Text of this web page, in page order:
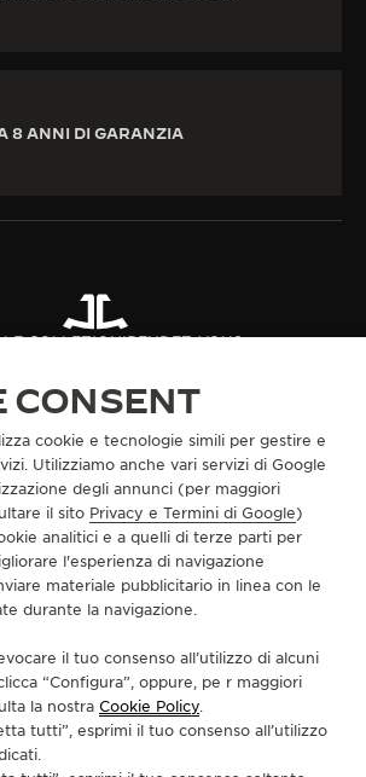
8 ANNI DI GARANZIA
LE COLLEZIONIRENDEZ-VOUS
ALLA PAGINA INSTAGRAM DI JAEGER-
VAI ALLA PAGINA LINKEDIN DI JAEGER-
VAI ALLA PAGINA FACEBOOK DI
VAI ALLA PAGINA YOUTUBE
VAI ALLA PAGINA
VAI ALLA PAGINA
ALLA NEWSLETTER
DI NOI
CONSENT
cookie e tecnologie simili per gestire e
Utilizziamo anche vari servizi di Google
degli annunci (per maggiori
il sito Privacy e Termini di Google)
analitici e a quelli di terze parti per
l'esperienza di navigazione
materiale pubblicitario in linea con le
durante la navigazione.
il tuo consenso all’utilizzo di alcuni
“Configura”, oppure, pe r maggiori
la nostra Cookie Policy.
tutti”, esprimi il tuo consenso all’utilizzo